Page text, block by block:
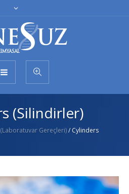
(Silindirler)
Gereçleri)/ Cylinders